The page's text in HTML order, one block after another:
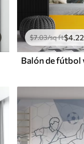
$7.03/sq ft$4.22